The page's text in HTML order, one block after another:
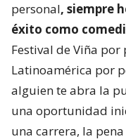
personal, siempre
éxito como
Festival de Viña
Latinoamérica por
alguien te abra la
una oportunidad
una carrera, la